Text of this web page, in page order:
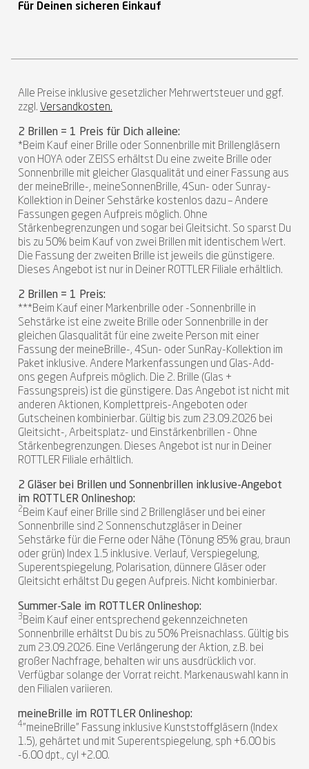
Für Deinen sicheren Einkauf
Alle Preise inklusive gesetzlicher Mehrwertsteuer und ggf.
zzgl. Versandkosten.
2 Brillen = 1 Preis für Dich alleine:
*Beim Kauf einer Brille oder Sonnenbrille mit Brillengläsern
von HOYA oder ZEISS erhältst Du eine zweite Brille oder
Sonnenbrille mit gleicher Glasqualität und einer Fassung aus
der meineBrille-, meineSonnenBrille, 4Sun- oder Sunray-
Kollektion in Deiner Sehstärke kostenlos dazu – Andere
Fassungen gegen Aufpreis möglich. Ohne
Stärkenbegrenzungen und sogar bei Gleitsicht. So sparst Du
bis zu 50% beim Kauf von zwei Brillen mit identischem Wert.
Die Fassung der zweiten Brille ist jeweils die günstigere.
Dieses Angebot ist nur in Deiner ROTTLER Filiale erhältlich.
2 Brillen = 1 Preis:
***Beim Kauf einer Markenbrille oder -Sonnenbrille in
Sehstärke ist eine zweite Brille oder Sonnenbrille in der
gleichen Glasqualität für eine zweite Person mit einer
Fassung der meineBrille-, 4Sun- oder SunRay-Kollektion im
Paket inklusive. Andere Markenfassungen und Glas-Add-
ons gegen Aufpreis möglich. Die 2. Brille (Glas +
Fassungspreis) ist die günstigere. Das Angebot ist nicht mit
anderen Aktionen, Komplettpreis-Angeboten oder
Gutscheinen kombinierbar. Gültig bis zum 23.09.2026 bei
Gleitsicht-, Arbeitsplatz- und Einstärkenbrillen - Ohne
Stärkenbegrenzungen. Dieses Angebot ist nur in Deiner
ROTTLER Filiale erhältlich.
2 Gläser bei Brillen und Sonnenbrillen inklusive-Angebot
im ROTTLER Onlineshop:
2 Beim Kauf einer Brille sind 2 Brillengläser und bei einer
Sonnenbrille sind 2 Sonnenschutzgläser in Deiner
Sehstärke für die Ferne oder Nähe (Tönung 85% grau, braun
oder grün) Index 1.5 inklusive. Verlauf, Verspiegelung,
Superentspiegelung, Polarisation, dünnere Gläser oder
Gleitsicht erhältst Du gegen Aufpreis. Nicht kombinierbar.
Summer-Sale im ROTTLER Onlineshop:
3 Beim Kauf einer entsprechend gekennzeichneten
Sonnenbrille erhältst Du bis zu 50% Preisnachlass. Gültig bis
zum 23.09.2026. Eine Verlängerung der Aktion, z.B. bei
großer Nachfrage, behalten wir uns ausdrücklich vor.
Verfügbar solange der Vorrat reicht. Markenauswahl kann in
den Filialen variieren.
meineBrille im ROTTLER Onlineshop:
4"meineBrille" Fassung inklusive Kunststoffgläsern (Index
1.5), gehärtet und mit Superentspiegelung, sph +6.00 bis
-6.00 dpt., cyl +2.00.